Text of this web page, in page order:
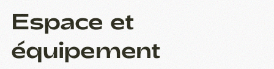
Espace et
équipement